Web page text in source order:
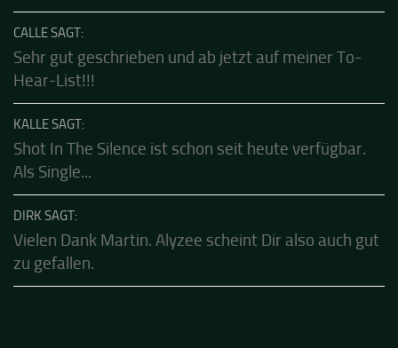
CALLE SAGT:
Sehr gut geschrieben und ab jetzt auf meiner To-
Hear-List!!!
KALLE SAGT:
Shot In The Silence ist schon seit heute verfügbar.
Als Single...
DIRK SAGT:
Vielen Dank Martin. Alyzee scheint Dir also auch gut
zu gefallen.